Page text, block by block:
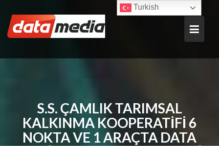
content
S.S. ÇAMLIK TARIMSAL
KALKINMA KOOPERATIFI 6
NOKTA VE 1 ARAÇTA DATA
Turkish